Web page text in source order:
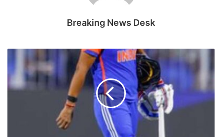
Breaking News Desk